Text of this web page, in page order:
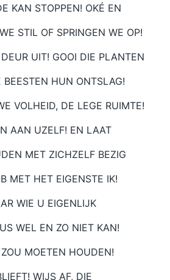
KAN STOPPEN! OKÉ EN
STIL OF SPRINGEN WE OP!
UIT! GOOI DIE PLANTEN
BEESTEN HUN ONTSLAG!
VOLHEID, DE LEGE RUIMTE!
AAN UZELF! EN LAAT
MET ZICHZELF BEZIG
MET HET EIGENSTE IK!
WIE U EIGENLIJK
WEL EN ZO NIET KAN!
MOETEN HOUDEN!
WIJS AF, DIE